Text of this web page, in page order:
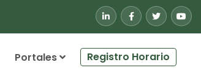
Portales Registro Horario